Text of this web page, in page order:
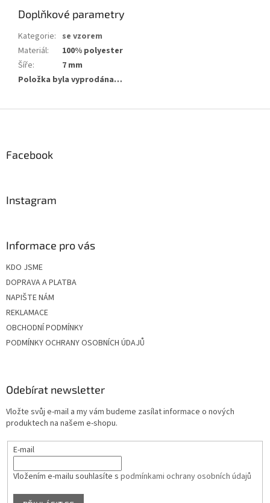
Doplňkové parametry
Kategorie: se vzorem
Materiál:
100% polyester
Šíře:
7 mm
Položka byla vyprodána…
Facebook
Instagram
Informace pro vás
KDO JSME
DOPRAVA A PLATBA
NAPIŠTE NÁM
REKLAMACE
OBCHODNÍ PODMÍNKY
PODMÍNKY OCHRANY OSOBNÍCH ÚDAJŮ
Odebírat newsletter
Vložte svůj e-mail a my vám budeme zasílat informace o nových
produktech na našem e-shopu.
E-mail
Vložením e-mailu souhlasíte s podmínkami ochrany osobních údajů